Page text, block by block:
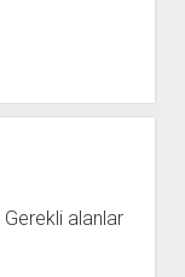
Gerekli alanlar